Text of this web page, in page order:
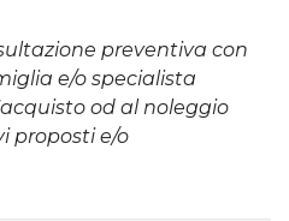
preventiva con
e/o specialista
od al noleggio
proposti e/o